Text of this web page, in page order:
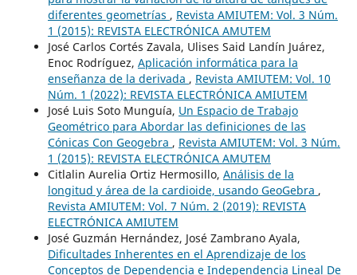
diferentes geometrías , Revista AMIUTEM: Vol. 3 Núm.
1 (2015): REVISTA ELECTRÓNICA AMUTEM
José Carlos Cortés Zavala, Ulises Said Landín Juárez,
Enoc Rodríguez, Aplicación informática para la
enseñanza de la derivada , Revista AMIUTEM: Vol. 10
Núm. 1 (2022): REVISTA ELECTRÓNICA AMIUTEM
José Luis Soto Munguía, Un Espacio de Trabajo
Geométrico para Abordar las definiciones de las
Cónicas Con Geogebra , Revista AMIUTEM: Vol. 3 Núm.
1 (2015): REVISTA ELECTRÓNICA AMUTEM
Citlalin Aurelia Ortiz Hermosillo, Análisis de la
longitud y área de la cardioide, usando GeoGebra ,
Revista AMIUTEM: Vol. 7 Núm. 2 (2019): REVISTA
ELECTRÓNICA AMIUTEM
José Guzmán Hernández, José Zambrano Ayala,
Dificultades Inherentes en el Aprendizaje de los
Conceptos de Dependencia e Independencia Lineal De